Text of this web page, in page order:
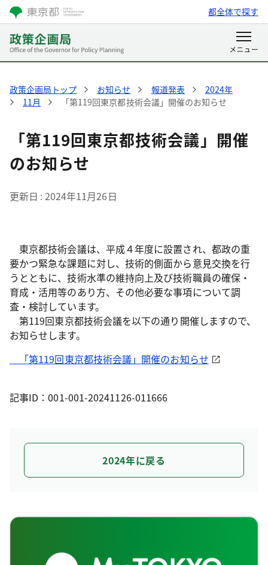
都全体で探す
政策企画局トップ お知らせ 報道発表
2024年
11月
「第119回東京都技術会議」開催のお知らせ
「第119回東京都技術会議」開催
のお知らせ
更新日 2024年11月26日
東京都技術会議は、平成４年度に設置され、都政の重
要かつ緊急な課題に対し、技術的側面から意見交換を行
うとともに、技術水準の維持向上及び技術職員の確保・
育成・活用等のあり方、その他必要な事項について調
査・検討しています。
第119回東京都技術会議を以下の通り開催しますので、
お知らせします。
「第119回東京都技術会議」開催のお知らせ
記事ID：001-001-20241126-011666
2024年に戻る